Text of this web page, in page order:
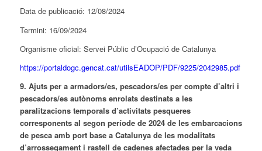
Data de publicació: 12/08/2024
Termini: 16/09/2024
Organisme oficial: Servei Públic d’Ocupació de Catalunya
https://portaldogc.gencat.cat/utilsEADOP/PDF/9225/2042985.pdf
9. Ajuts per a armadors/es, pescadors/es per compte d’altri i
pescadors/es autònoms enrolats destinats a les
paralitzacions temporals d’activitats pesqueres
corresponents al segon període de 2024 de les embarcacions
de pesca amb port base a Catalunya de les modalitats
d’arrossegament i rastell de cadenes afectades per la veda